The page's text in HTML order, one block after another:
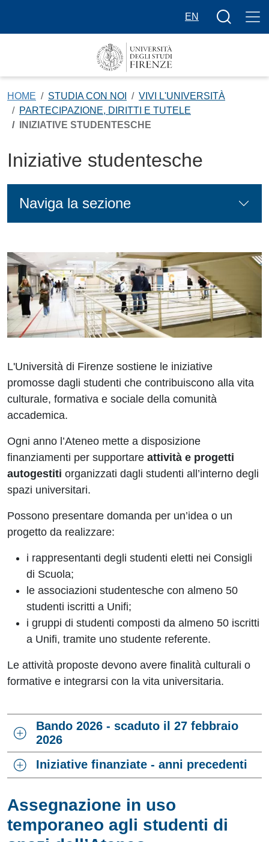
EN
Bottone
HOME STUDIA CON NOI
VIVI L'UNIVERSITÀ
PARTECIPAZIONE, DIRITTI E TUTELE
INIZIATIVE STUDENTESCHE
Iniziative studentesche
L'Università di Firenze sostiene le iniziative
promosse dagli studenti che contribuiscono alla vita
culturale, formativa e sociale della comunità
accademica.
Ogni anno l’Ateneo mette a disposizione
finanziamenti per supportare attività e progetti
autogestiti organizzati dagli studenti all’interno degli
spazi universitari.
Possono presentare domanda per un’idea o un
progetto da realizzare:
i rappresentanti degli studenti eletti nei Consigli
di Scuola;
le associazioni studentesche con almeno 50
studenti iscritti a Unifi;
i gruppi di studenti composti da almeno 50 iscritti
a Unifi, tramite uno studente referente.
Le attività proposte devono avere finalità culturali o
formative e integrarsi con la vita universitaria.
Bando 2026 - scaduto il 27 febbraio
2026
Iniziative finanziate - anni precedenti
Assegnazione in uso
temporaneo agli studenti di
Naviga la sezione